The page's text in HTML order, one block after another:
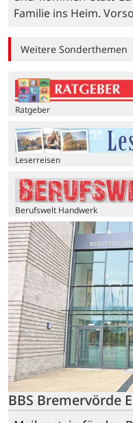
Familie ins Heim.
Weitere Sonderthemen
Ratgeber
Leserreisen
Berufswelt Handwerk
BBS Bremervörde